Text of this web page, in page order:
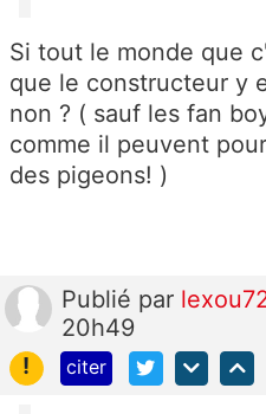
Si tout le monde que
que le constructeur y
non ? ( sauf les fan
comme il peuvent
des pigeons! )
Publié par
20h49
!
citer